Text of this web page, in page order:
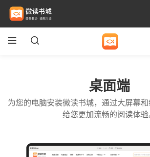
桌面端
为您的电脑安装微读书城，通过大屏幕
给您更加流畅的阅读体验